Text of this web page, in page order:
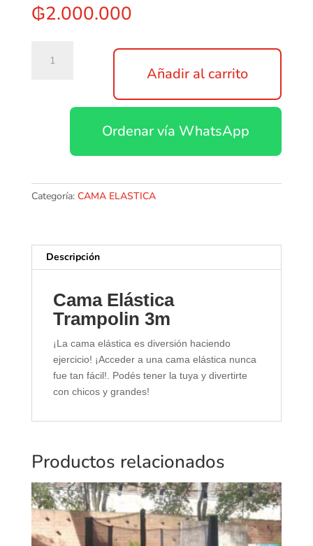
₲2.000.000
elastica
Añadir al carrito
Ordenar vía WhatsApp
Categoría: CAMA ELASTICA
Descripción
Cama Elástica
Trampolin 3m
¡La cama elástica es diversión haciendo
ejercicio! ¡Acceder a una cama elástica nunca
fue tan fácil!. Podés tener la tuya y divertirte
con chicos y grandes!
Productos relacionados